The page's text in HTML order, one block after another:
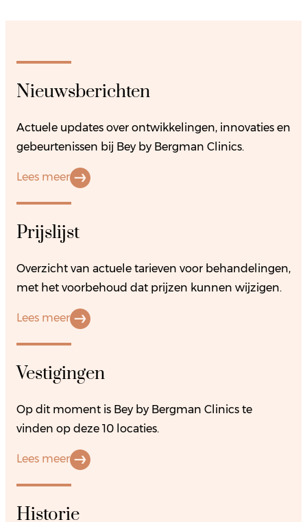
Nieuwsberichten
Actuele updates over ontwikkelingen, innovaties en
gebeurtenissen bij Bey by Bergman Clinics.
Lees meer
Prijslijst
Overzicht van actuele tarieven voor behandelingen,
met het voorbehoud dat prijzen kunnen wijzigen.
Lees meer
Vestigingen
Op dit moment is Bey by Bergman Clinics te
vinden op deze 10 locaties.
Lees meer
Historie